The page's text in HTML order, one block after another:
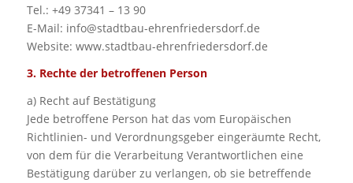
Tel.: +49 37341 – 13 90
E-Mail: info@stadtbau-ehrenfriedersdorf.de
Website: www.stadtbau-ehrenfriedersdorf.de
3. Rechte der betroffenen Person
a) Recht auf Bestätigung
Jede betroffene Person hat das vom Europäischen
Richtlinien- und Verordnungsgeber eingeräumte Recht,
von dem für die Verarbeitung Verantwortlichen eine
Bestätigung darüber zu verlangen, ob sie betreffende